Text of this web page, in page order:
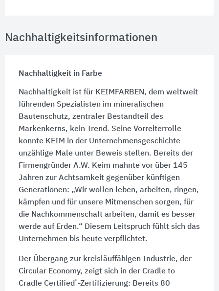
Nachhaltigkeitsinformationen
Nachhaltigkeit in Farbe
Nachhaltigkeit ist für KEIMFARBEN, dem weltweit
führenden Spezialisten im mineralischen
Bautenschutz, zentraler Bestandteil des
Markenkerns, kein Trend. Seine Vorreiterrolle
konnte KEIM in der Unternehmensgeschichte
unzählige Male unter Beweis stellen. Bereits der
Firmengründer A.W. Keim mahnte vor über 145
Jahren zur Achtsamkeit gegenüber künftigen
Generationen: „Wir wollen leben, arbeiten, ringen,
kämpfen und für unsere Mitmenschen sorgen, für
die Nachkommenschaft arbeiten, damit es besser
werde auf Erden.“ Diesem Leitspruch fühlt sich das
Unternehmen bis heute verpflichtet.
Der Übergang zur kreisläuffähigen Industrie, der
Circular Economy, zeigt sich in der Cradle to
Cradle Certified®-Zertifizierung: Bereits 80